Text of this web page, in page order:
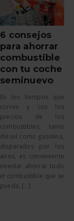
6 consejos
para ahorrar
combustible
con tu coche
seminuevo
En los tiempos que
corren y con los
precios de los
combustibles, tanto
diésel como gasolina,
disparados por los
aires, es conveniente
intentar ahorrar todo
el combustible que se
pueda, [...]